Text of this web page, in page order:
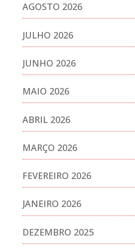
AGOSTO 2026
JULHO 2026
JUNHO 2026
MAIO 2026
ABRIL 2026
MARÇO 2026
FEVEREIRO 2026
JANEIRO 2026
DEZEMBRO 2025